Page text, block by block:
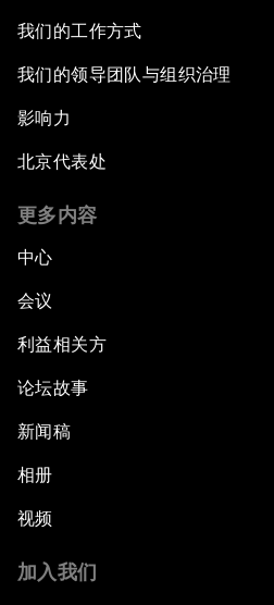
我们的工作方式
我们的领导团队与组织治理
影响力
北京代表处
更多内容
中心
会议
利益相关方
论坛故事
新闻稿
相册
视频
加入我们